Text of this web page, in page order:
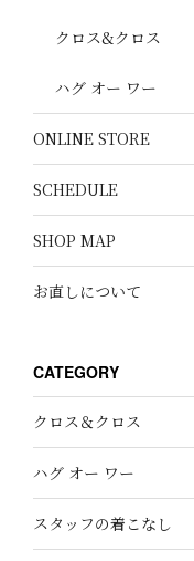
クロス&クロス
ハグ オー ワー
ONLINE STORE
SCHEDULE
SHOP MAP
お直しについて
CATEGORY
クロス＆クロス
ハグ オー ワー
スタッフの着こなし